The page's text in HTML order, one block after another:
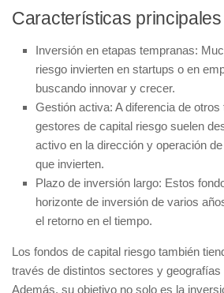
Características principales
Inversión en etapas tempranas:
riesgo invierten en startups o en
buscando innovar y crecer.
Gestión activa: A diferencia de
gestores de capital riesgo suelen
activo en la dirección y operación
que invierten.
Plazo de inversión largo: Estos
horizonte de inversión de varios
el retorno en el tiempo.
Los fondos de capital riesgo también
través de distintos sectores y
Además, su objetivo no solo es la